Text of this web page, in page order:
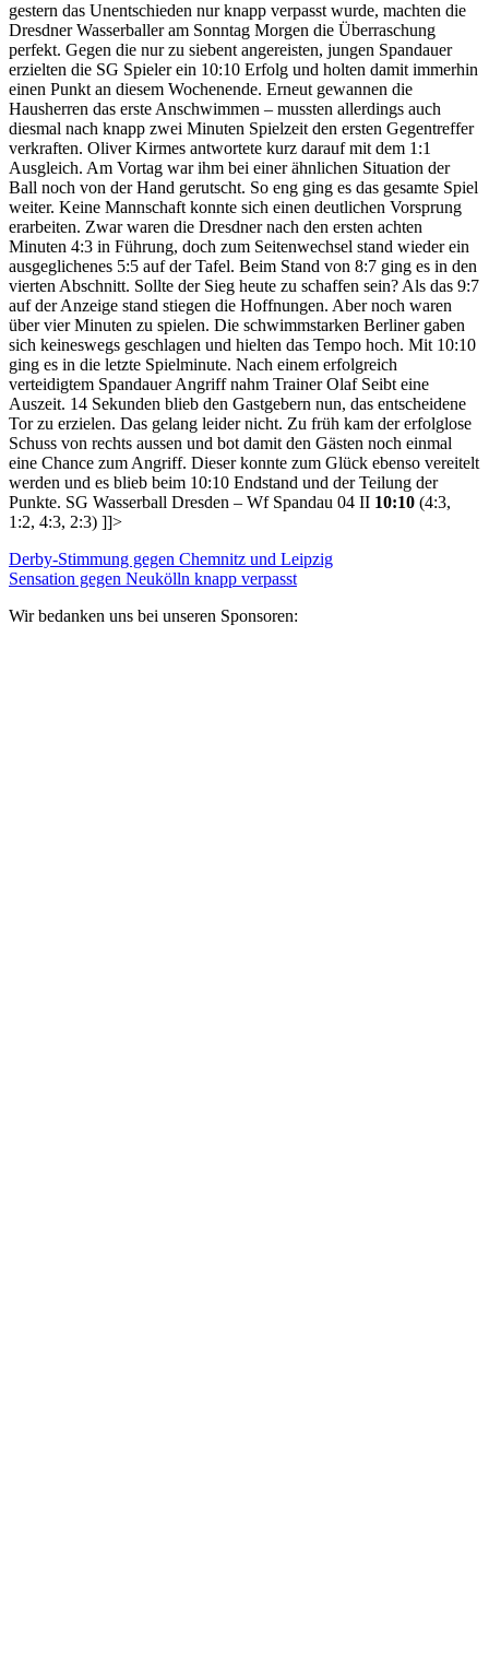
gestern das Unentschieden nur knapp verpasst wurde, machten die
Dresdner Wasserballer am Sonntag Morgen die Überraschung
perfekt. Gegen die nur zu siebent angereisten, jungen Spandauer
erzielten die SG Spieler ein 10:10 Erfolg und holten damit immerhin
einen Punkt an diesem Wochenende. Erneut gewannen die
Hausherren das erste Anschwimmen – mussten allerdings auch
diesmal nach knapp zwei Minuten Spielzeit den ersten Gegentreffer
verkraften. Oliver Kirmes antwortete kurz darauf mit dem 1:1
Ausgleich. Am Vortag war ihm bei einer ähnlichen Situation der
Ball noch von der Hand gerutscht. So eng ging es das gesamte Spiel
weiter. Keine Mannschaft konnte sich einen deutlichen Vorsprung
erarbeiten. Zwar waren die Dresdner nach den ersten achten
Minuten 4:3 in Führung, doch zum Seitenwechsel stand wieder ein
ausgeglichenes 5:5 auf der Tafel. Beim Stand von 8:7 ging es in den
vierten Abschnitt. Sollte der Sieg heute zu schaffen sein? Als das 9:7
auf der Anzeige stand stiegen die Hoffnungen. Aber noch waren
über vier Minuten zu spielen. Die schwimmstarken Berliner gaben
sich keineswegs geschlagen und hielten das Tempo hoch. Mit 10:10
ging es in die letzte Spielminute. Nach einem erfolgreich
verteidigtem Spandauer Angriff nahm Trainer Olaf Seibt eine
Auszeit. 14 Sekunden blieb den Gastgebern nun, das entscheidene
Tor zu erzielen. Das gelang leider nicht. Zu früh kam der erfolglose
Schuss von rechts aussen und bot damit den Gästen noch einmal
eine Chance zum Angriff. Dieser konnte zum Glück ebenso vereitelt
werden und es blieb beim 10:10 Endstand und der Teilung der
Punkte. SG Wasserball Dresden – Wf Spandau 04 II 10:10 (4:3,
1:2, 4:3, 2:3) ]]>
Derby-Stimmung gegen Chemnitz und Leipzig
Sensation gegen Neukölln knapp verpasst
Wir bedanken uns bei unseren Sponsoren: